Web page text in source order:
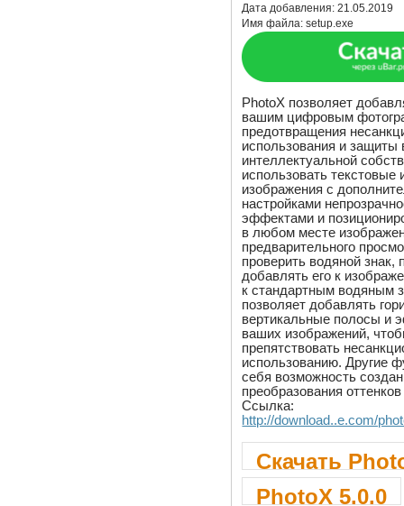
Дата добавления:21.05.2019
Имя файла:setup.exe
PhotoX позволяет
вашим цифровым
предотвращения
использования и защиты
интеллектуальной
использовать текстовые
изображения с
настройками
эффектами и
в любом месте
предварительного
проверить водяной знак,
добавлять его к
к стандартным водяным
позволяет добавлять
вертикальные полосы и
ваших изображений,
препятствовать
использованию. Другие
себя возможность
преобразования оттенков
Ссылка:
http://download..e.com/
Скачать
PhotoX 5.0.0